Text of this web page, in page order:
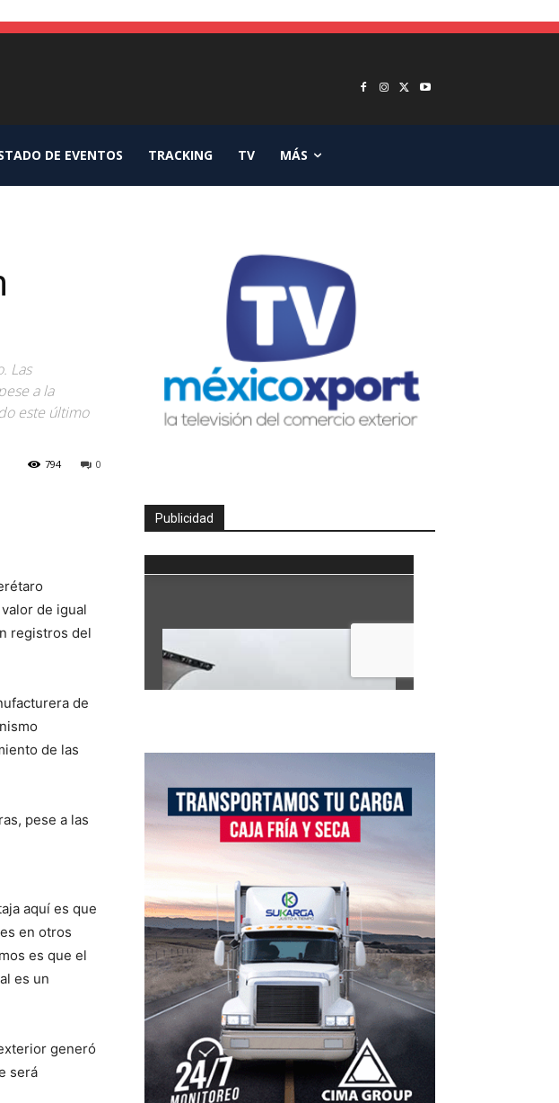
DE EVENTOS TRACKING TV MÁS
Las
a la
este último
0
794
de igual
registros del
de
de las
pese a las
aquí es que
en otros
es que el
es un
generó
será
Publicidad